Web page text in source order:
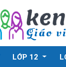
LỚP 12